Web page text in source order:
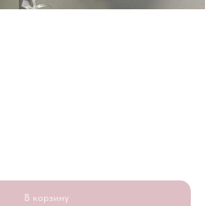
В корзину